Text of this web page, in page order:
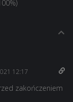
12:17
zakończeniem